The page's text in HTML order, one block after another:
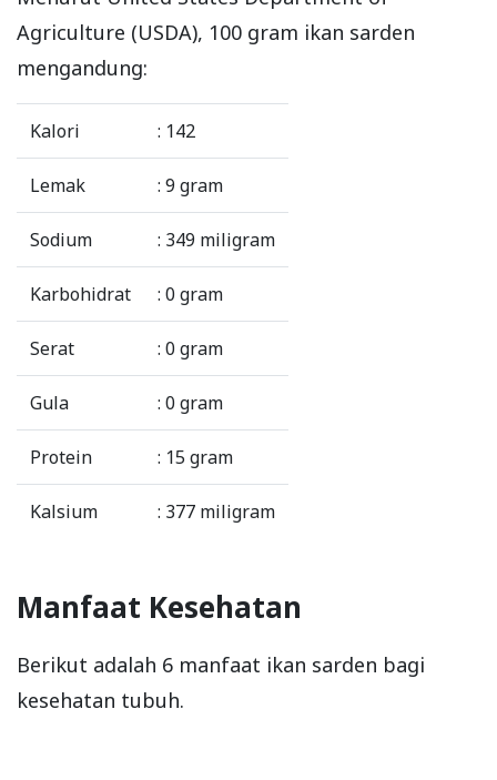
Agriculture (USDA), 100 gram ikan sarden
mengandung:
Kalori : 142
Lemak : 9 gram
Sodium : 349 miligram
Karbohidrat : 0 gram
Serat : 0 gram
Gula : 0 gram
Protein : 15 gram
Kalsium : 377 miligram
Manfaat Kesehatan
Berikut adalah 6 manfaat ikan sarden bagi
kesehatan tubuh.